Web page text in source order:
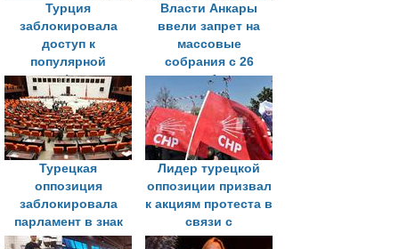
Турция
заблокировала
доступ к
популярной
платформе
пищевой
безопасности
Власти Анкары
ввели запрет на
массовые
собрания с 26
марта по 1 апреля
Турецкая
оппозиция
заблокировала
парламент в знак
протеста из-за
Лидер турецкой
оппозиции призвал
к акциям протеста в
связи с
задержанием мэра